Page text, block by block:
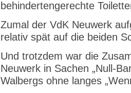
behindertengerechte
Zumal der VdK Neuwerk
relativ spät auf die beiden
Und trotzdem war die
Neuwerk in Sachen „Null-
Walbergs ohne langes